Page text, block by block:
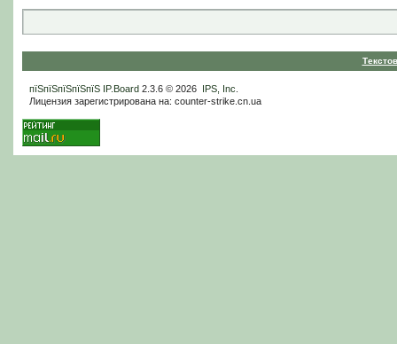
пїЅпїЅпїЅпїЅпїЅ IP.Board2.3.6 © 2026 IPS, Inc
Лицензия зарегистрирована на: counter-strike.cn.ua